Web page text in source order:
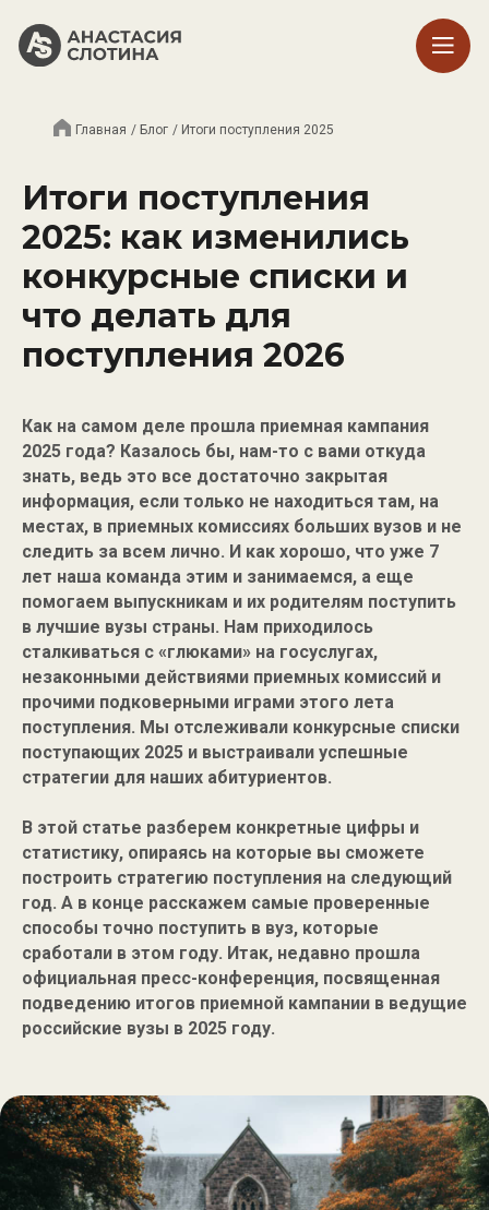
Главная / Блог / Итоги поступления 2025
Итоги поступления
2025: как изменились
конкурсные списки и
что делать для
поступления 2026
Как на самом деле прошла приемная кампания
2025 года? Казалось бы, нам-то с вами откуда
знать, ведь это все достаточно закрытая
информация, если только не находиться там, на
местах, в приемных комиссиях больших вузов и не
следить за всем лично. И как хорошо, что уже 7
лет наша команда этим и занимаемся, а еще
помогаем выпускникам и их родителям поступить
в лучшие вузы страны. Нам приходилось
сталкиваться с «глюками» на госуслугах,
незаконными действиями приемных комиссий и
прочими подковерными играми этого лета
поступления. Мы отслеживали конкурсные списки
поступающих 2025 и выстраивали успешные
стратегии для наших абитуриентов.
В этой статье разберем конкретные цифры и
статистику, опираясь на которые вы сможете
построить стратегию поступления на следующий
год. А в конце расскажем самые проверенные
способы точно поступить в вуз, которые
сработали в этом году. Итак, недавно прошла
официальная пресс-конференция, посвященная
подведению итогов приемной кампании в ведущие
российские вузы в 2025 году.